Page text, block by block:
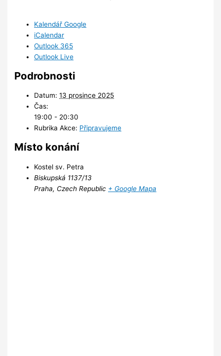
Kalendář Google
iCalendar
Outlook 365
Outlook Live
Podrobnosti
Datum: 13 prosince 2025
Čas:
19:00 - 20:30
Rubrika Akce: Připravujeme
Místo konání
Kostel sv. Petra
Biskupská 1137/13
Praha, Czech Republic + Google Mapa